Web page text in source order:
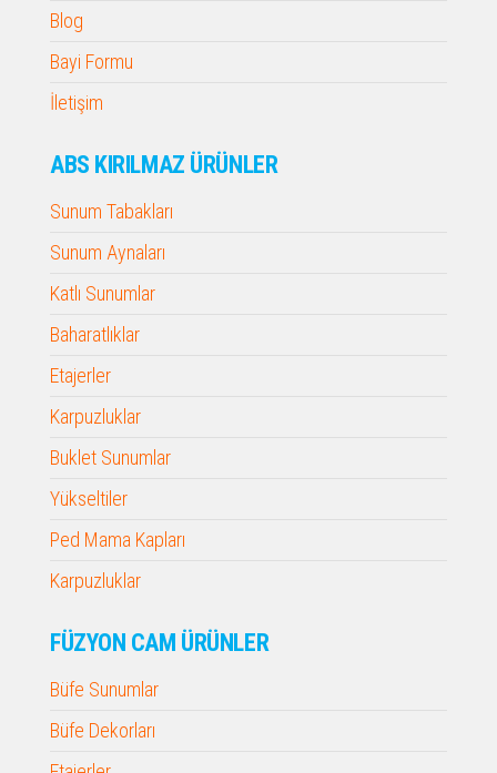
Blog
Bayi Formu
İletişim
ABS KIRILMAZ ÜRÜNLER
Sunum Tabakları
Sunum Aynaları
Katlı Sunumlar
Baharatlıklar
Etajerler
Karpuzluklar
Buklet Sunumlar
Yükseltiler
Ped Mama Kapları
Karpuzluklar
FÜZYON CAM ÜRÜNLER
Büfe Sunumlar
Büfe Dekorları